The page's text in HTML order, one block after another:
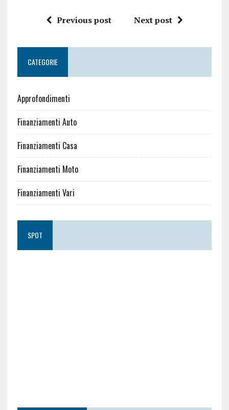
Previous post Next post
CATEGORIE
Approfondimenti
Finanziamenti Auto
Finanziamenti Casa
Finanziamenti Moto
Finanziamenti Vari
SPOT